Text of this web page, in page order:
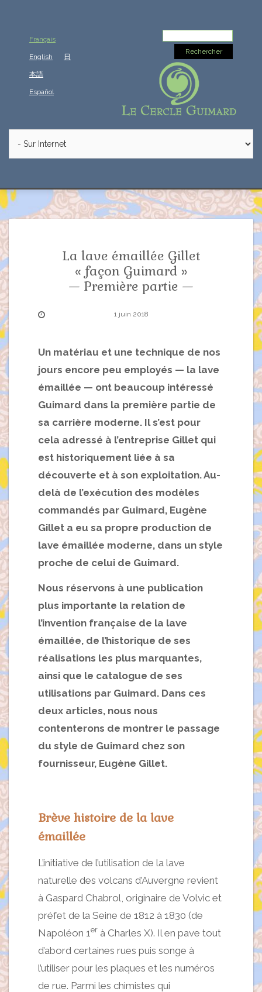
Français
English 日
本語
Español
La lave émaillée Gillet
« façon Guimard »
— Première partie —
1 juin 2018
Un matériau et une technique de nos
jours encore peu employés — la lave
émaillée — ont beaucoup intéressé
Guimard dans la première partie de
sa carrière moderne. Il s’est pour
cela adressé à l’entreprise Gillet qui
est historiquement liée à sa
découverte et à son exploitation. Au-
delà de l’exécution des modèles
commandés par Guimard, Eugène
Gillet a eu sa propre production de
lave émaillée moderne, dans un style
proche de celui de Guimard.
Nous réservons à une publication
plus importante la relation de
l’invention française de la lave
émaillée, de l’historique de ses
réalisations les plus marquantes,
ainsi que le catalogue de ses
utilisations par Guimard. Dans ces
deux articles, nous nous
contenterons de montrer le passage
du style de Guimard chez son
fournisseur, Eugène Gillet.
Brève histoire de la lave
émaillée
L’initiative de l’utilisation de la lave
naturelle des volcans d’Auvergne revient
à Gaspard Chabrol, originaire de Volvic et
préfet de la Seine de 1812 à 1830 (de
Napoléon 1 er à Charles X). Il en pave tout
d’abord certaines rues puis songe à
l’utiliser pour les plaques et les numéros
de rue. Parmi les chimistes qui